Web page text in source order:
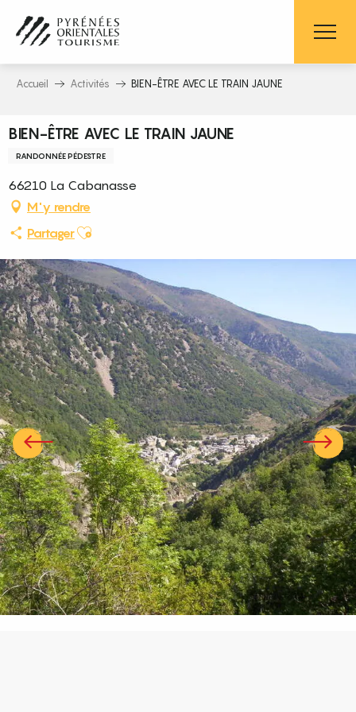
contenu
principal
Accueil Activités BIEN-ÊTRE AVEC LE TRAIN JAUNE
BIEN-ÊTRE AVEC LE TRAIN JAUNE
RANDONNÉE PÉDESTRE
66210 La Cabanasse
M'y rendre
PartagerAjouter aux favoris